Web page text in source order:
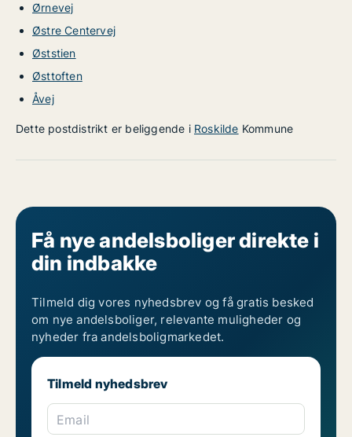
Ørnevej
Østre Centervej
Øststien
Østtoften
Åvej
Dette postdistrikt er beliggende i Roskilde Kommune
Få nye andelsboliger direkte i
din indbakke
Tilmeld dig vores nyhedsbrev og få gratis besked
om nye andelsboliger, relevante muligheder og
nyheder fra andelsboligmarkedet.
Tilmeld nyhedsbrev
Email